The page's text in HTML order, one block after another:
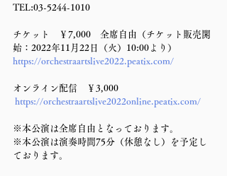
TEL:03-5244-1010
チケット　￥7,000　全席自由（チケット販売開
始：2022年11月22日（火）10:00より）
https://orchestraartslive2022.peatix.com/
オンライン配信　￥3,000
https://orchestraartslive2022online.peatix.com/
※本公演は全席自由となっております。
※本公演は演奏時間75分（休憩なし）を予定し
ております。